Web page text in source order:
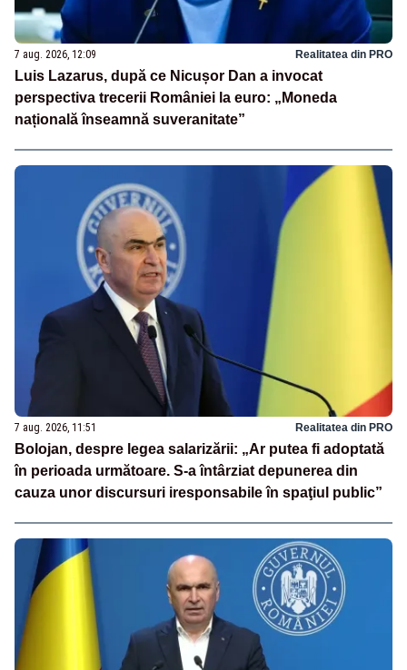
7 aug. 2026, 12:09 Realitatea din PRO
Luis Lazarus, după ce Nicușor Dan a invocat
perspectiva trecerii României la euro: „Moneda
națională înseamnă suveranitate”
7 aug. 2026, 11:51 Realitatea din PRO
Bolojan, despre legea salarizării: „Ar putea fi adoptată
în perioada următoare. S-a întârziat depunerea din
cauza unor discursuri iresponsabile în spaţiul public”